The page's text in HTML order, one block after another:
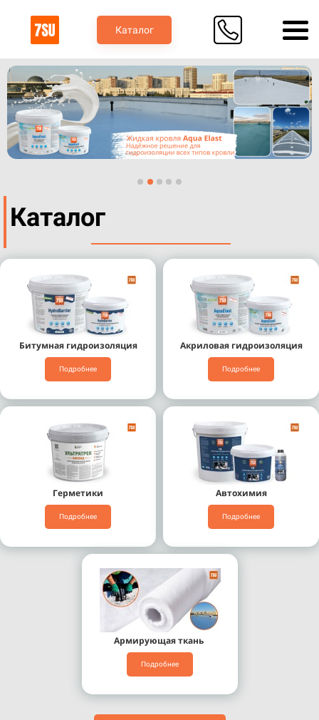
Каталог
Каталог
Битумная гидроизоляция
Подробнее
Акриловая гидроизоляция
Подробнее
Герметики
Подробнее
Автохимия
Подробнее
Армирующая ткань
Подробнее